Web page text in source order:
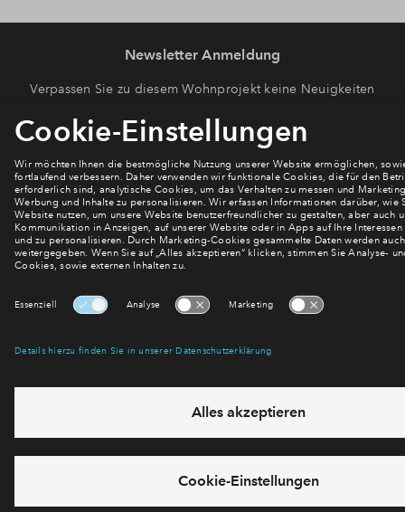
Newsletter Anmeldung
Verpassen Sie zu diesem Wohnprojekt keine Neuigkeiten
regelmäßig erscheinenden Newsletter informieren wir Sie
über den Stand dieses und weiterer Neubauprojekte.
E-Mail-Adresse
Abonnieren
Möchten Sie wissen, was wir mit Ihren Daten machen? Klicken Sie hier
Sie haben eine Frage? Dann rufen Sie uns gerne an (
Formular: